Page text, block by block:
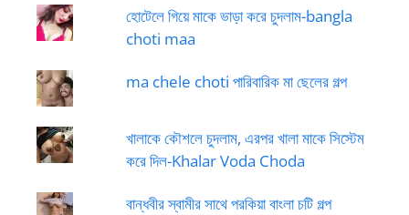
হোটেলে গিয়ে মাকে ভাড়া করে চুদলাম-bangla
choti maa
ma chele choti পারিবারিক মা ছেলের গল্প
খালাকে কৌশলে চুদলাম, এরপর খালা মাকে সিস্টেম
করে দিল-Khalar Voda Choda
বান্ধবীর স্বামীর সাথে পরকিয়া বাংলা চটি গল্প